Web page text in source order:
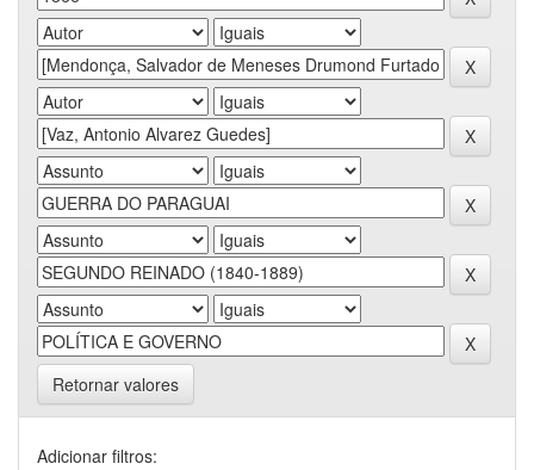
Retornar valores
Adicionar filtros: